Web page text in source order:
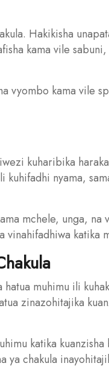
Hakikisha
kama vile
vyombo kama vile
kuharibika
nyama,
mchele, unga, na
vinahifadhiwa katika
muhimu ili
zinazohitajika
katika
ya chakula